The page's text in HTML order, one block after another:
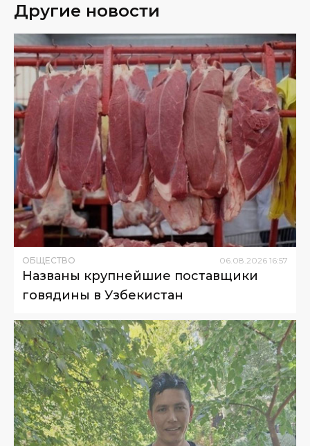
Другие новости
ОБЩЕСТВО 06.08.2026 16:57
Названы крупнейшие поставщики
говядины в Узбекистан